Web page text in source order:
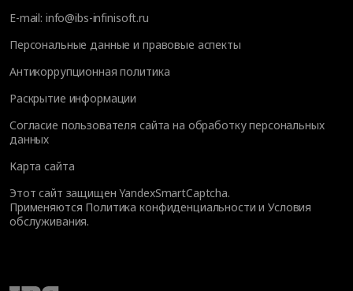
E-mail: info@ibs-infinisoft.ru
Персональные данные и правовые аспекты
Антикоррупционная политика
Раскрытие информации
Согласие пользователя сайта на обработку персональных
данных
Карта сайта
Этот сайт защищен YandexSmartCaptcha.
Применяются Политика конфиденциальности иУсловия
обслуживания.